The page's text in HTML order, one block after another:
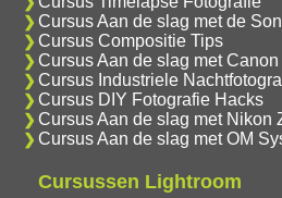
Cursus Aan de slag met de
Cursus Compositie Tips
Cursus Aan de slag met
Cursus Industriele
Cursus DIY Fotografie Hacks
Cursus Aan de slag met Nikon
Cursus Aan de slag met OM
Cursussen Lightroom